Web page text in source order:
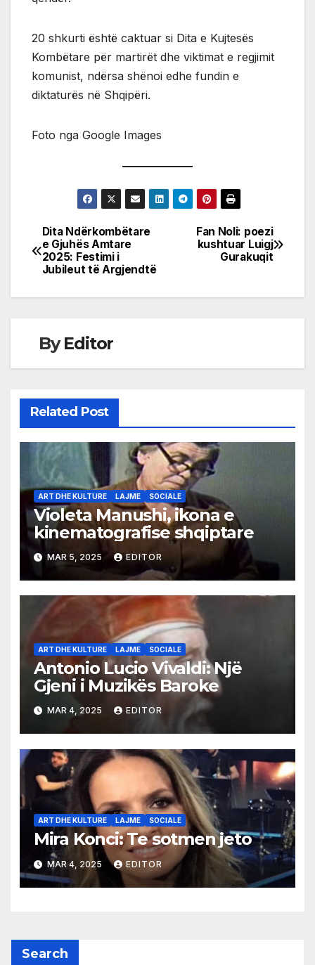
20 shkurti është caktuar si Dita e Kujtesës
Kombëtare për martirët dhe viktimat e regjimit
komunist, ndërsa shënoi edhe fundin e
diktaturës në Shqipëri.
Foto nga Google Images
Post
navigation
Fan Noli: poezi
kushtuar Luigj
Gurakuqit
Dita Ndërkombëtare
e Gjuhës Amtare
2025: Festimi i
Jubileut të Argjendtë
ByEditor
Related Post
ART DHE KULTURE LAJME SOCIALE
Violeta Manushi, ikona e
kinematografise shqiptare
MAR 5, 2025 EDITOR
ART DHE KULTURE LAJME SOCIALE
Antonio Lucio Vivaldi: Një
Gjeni i Muzikës Baroke
MAR 4, 2025 EDITOR
ART DHE KULTURE LAJME SOCIALE
Mira Konci: Te sotmen jeto
MAR 4, 2025 EDITOR
Search